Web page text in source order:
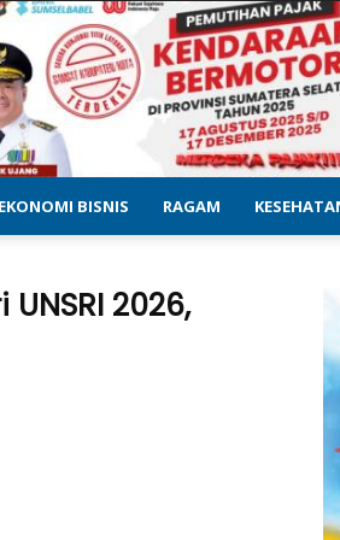
EKONOMI BISNIS RAGAM
2026,